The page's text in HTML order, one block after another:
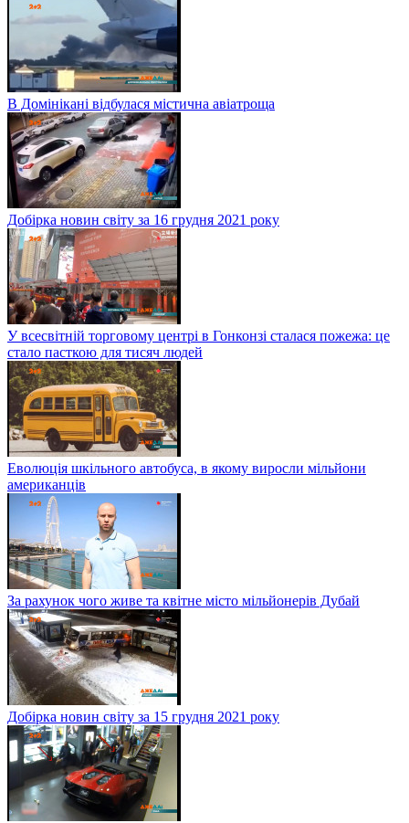
В Домінікані відбулася містична авіатроща
Добірка новин світу за 16 грудня 2021 року
У всесвітній торговому центрі в Гонконзі сталася пожежа: це
стало пасткою для тисяч людей
Еволюція шкільного автобуса, в якому виросли мільйони
американців
За рахунок чого живе та квітне місто мільйонерів Дубай
Добірка новин світу за 15 грудня 2021 року